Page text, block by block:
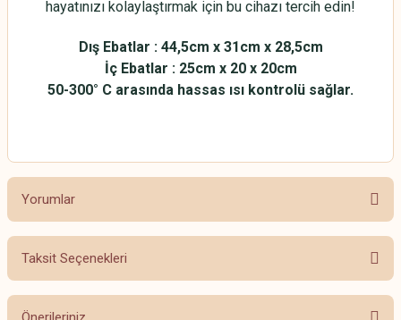
hayatınızı kolaylaştırmak için bu cihazı tercih edin!
Dış Ebatlar : 44,5cm x 31cm x 28,5cm
İç Ebatlar : 25cm x 20 x 20cm
50-300° C arasında hassas ısı kontrolü sağlar.
Yorumlar
Bu ürüne ilk yorumu siz yapın!
Taksit Seçenekleri